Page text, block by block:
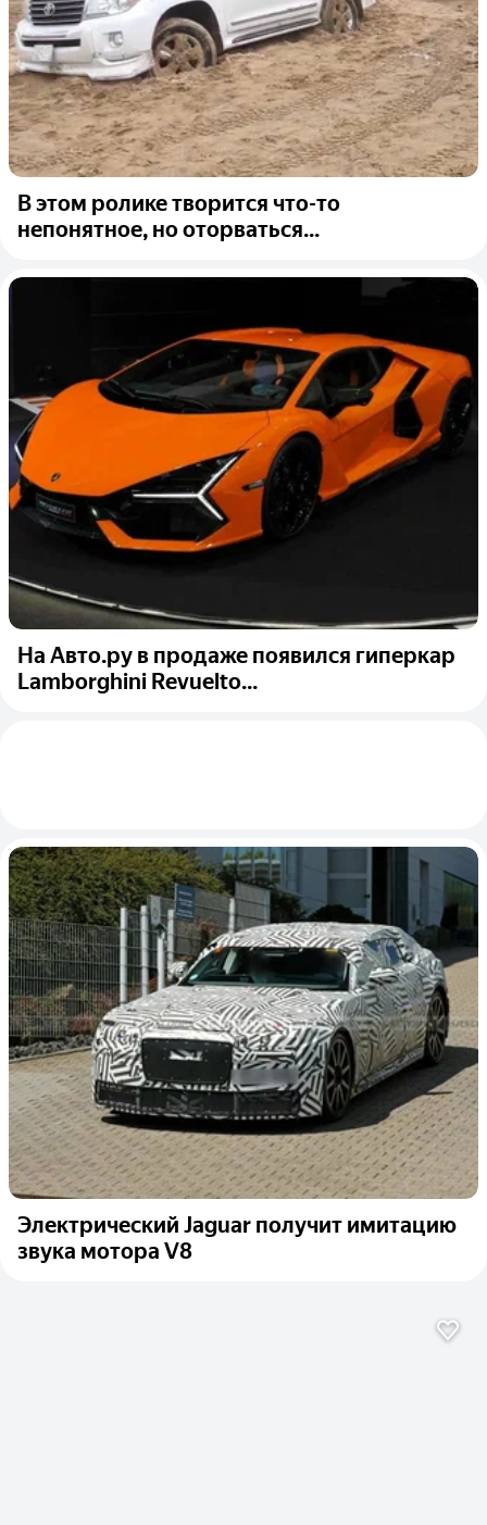
В этом ролике творится что-то
непонятное, но оторваться...
На Авто.ру в продаже появился гиперкар
Lamborghini Revuelto...
Электрический Jaguar получит имитацию
звука мотора V8